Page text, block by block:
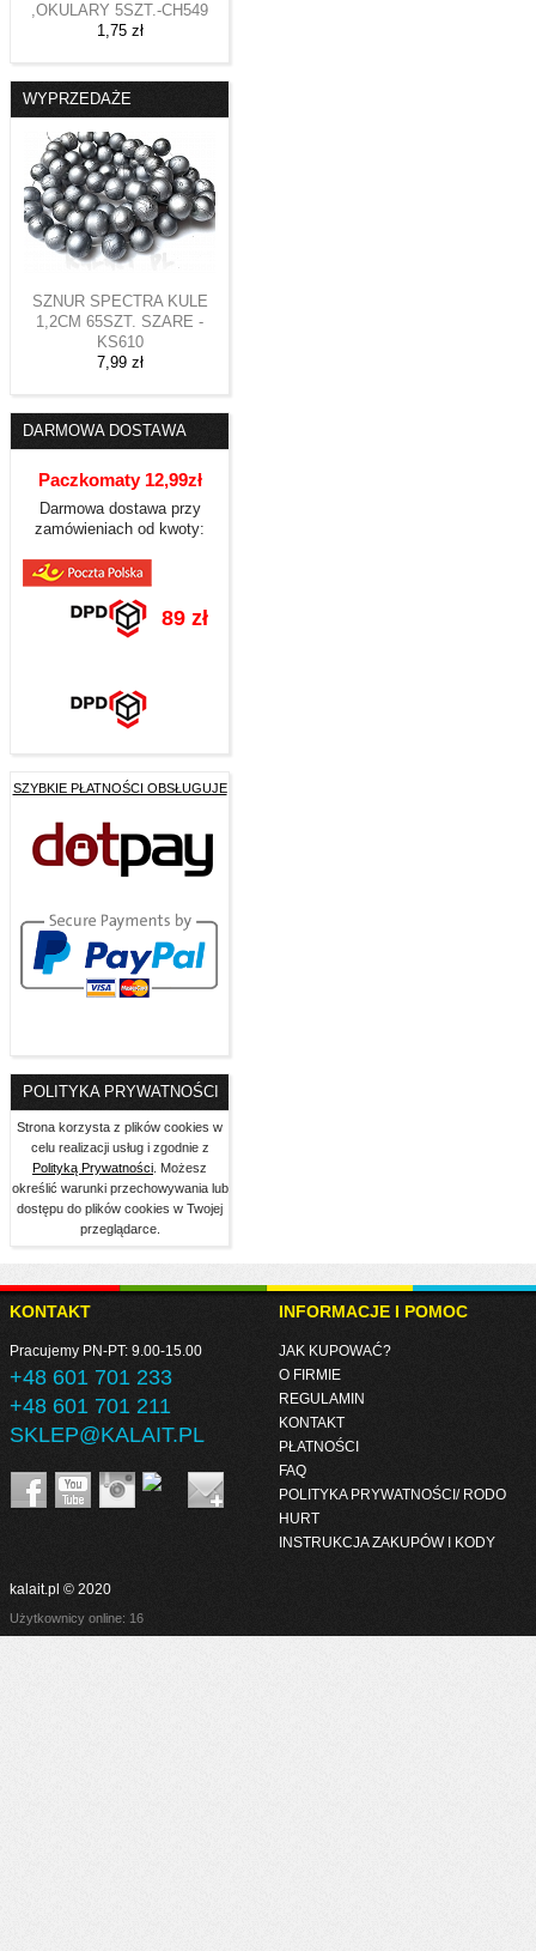
,OKULARY 5SZT.-CH549
1,75 zł
WYPRZEDAŻE
SZNUR SPECTRA KULE
1,2CM 65SZT. SZARE -
KS610
7,99 zł
DARMOWA DOSTAWA
Paczkomaty 12,99zł
Darmowa dostawa przy
zamówieniach od kwoty:
89 zł
SZYBKIE PŁATNOŚCI OBSŁUGUJE
POLITYKA PRYWATNOŚCI
Strona korzysta z plików cookies w
celu realizacji usług i zgodnie z
Polityką Prywatności . Możesz
określić warunki przechowywania lub
dostępu do plików cookies w Twojej
przeglądarce.
KONTAKT
Pracujemy PN-PT: 9.00-15.00
+48 601 701 233
+48 601 701 211
SKLEP@KALAIT.PL
INFORMACJE I POMOC
JAK KUPOWAĆ?
O FIRMIE
REGULAMIN
KONTAKT
PŁATNOŚCI
FAQ
POLITYKA PRYWATNOŚCI/ RODO
HURT
INSTRUKCJA ZAKUPÓW I KODY
kalait.pl © 2020
Użytkownicy online: 16